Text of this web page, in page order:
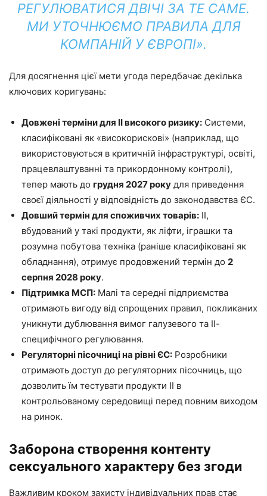
РЕГУЛЮВАТИСЯ ДВІЧІ ЗА ТЕ САМЕ.
МИ УТОЧНЮЄМО ПРАВИЛА ДЛЯ
КОМПАНІЙ У ЄВРОПІ».
Для досягнення цієї мети угода передбачає декілька
ключових коригувань:
Довжені терміни для ІІ високого ризику: Системи,
класифіковані як «високорискові» (наприклад, що
використовуються в критичній інфраструктурі, освіті,
працевлаштуванні та прикордонному контролі),
тепер мають до грудня 2027 року для приведення
своєї діяльності у відповідність до законодавства ЄС.
Довший термін для споживчих товарів: ІІ,
вбудований у такі продукти, як ліфти, іграшки та
розумна побутова техніка (раніше класифіковані як
обладнання), отримує продовжений термін до 2
серпня 2028 року.
Підтримка МСП: Малі та середні підприємства
отримають вигоду від спрощених правил, покликаних
уникнути дублювання вимог галузевого та ІІ-
специфічного регулювання.
Регуляторні пісочниці на рівні ЄС: Розробники
отримають доступ до регуляторних пісочниць, що
дозволить їм тестувати продукти ІІ в
контрольованому середовищі перед повним виходом
на ринок.
Заборона створення контенту
сексуального характеру без згоди
Важливим кроком захисту індивідуальних прав стає